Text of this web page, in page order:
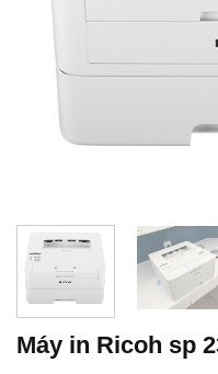
Máy in Ricoh sp